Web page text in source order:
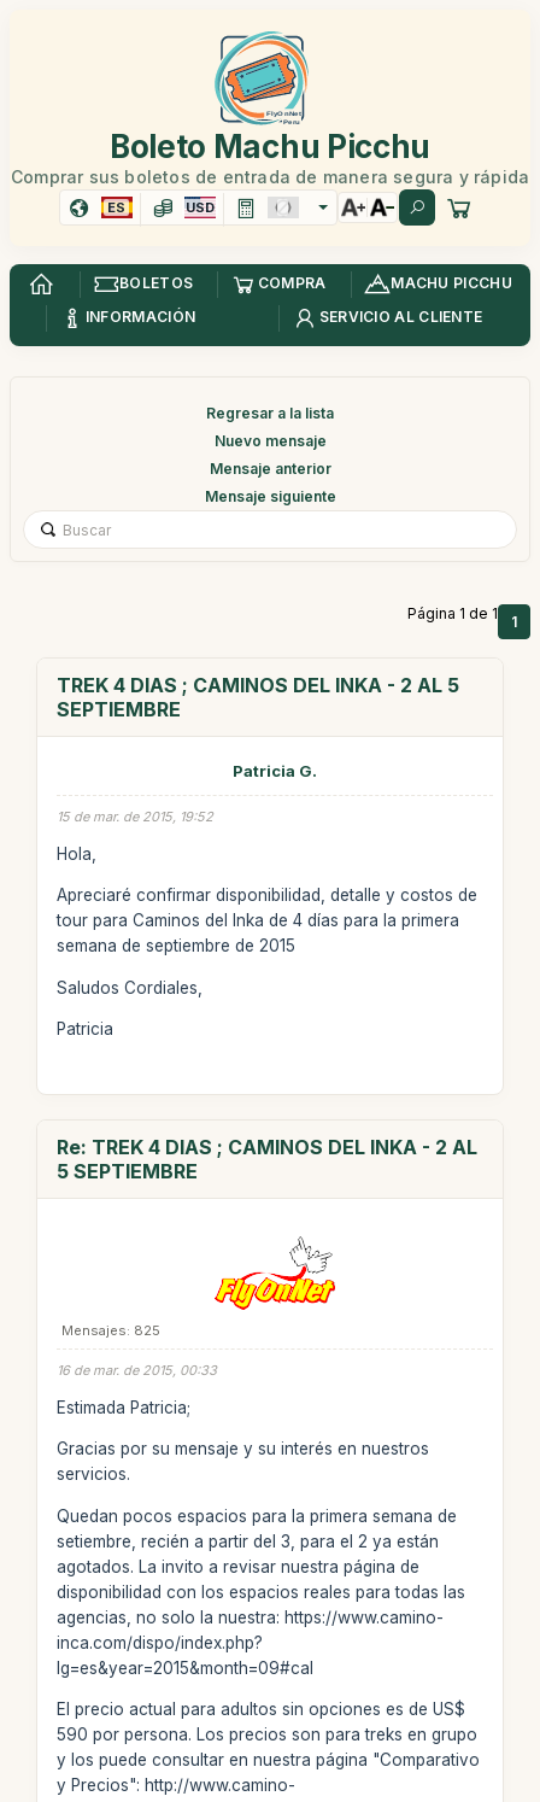
Boleto Machu Picchu
Comprar sus boletos de entrada de manera segura y rápida
ES USD
BOLETOS COMPRA
MACHU PICCHU
INFORMACIÓN
SERVICIO AL CLIENTE
Regresar a la lista
Nuevo mensaje
Mensaje anterior
Mensaje siguiente
Página 1 de 1 1
TREK 4 DIAS ; CAMINOS DEL INKA - 2 AL 5
SEPTIEMBRE
Patricia G.
15 de mar. de 2015, 19:52
Hola,
Apreciaré confirmar disponibilidad, detalle y costos de
tour para Caminos del Inka de 4 días para la primera
semana de septiembre de 2015
Saludos Cordiales,
Patricia
Re: TREK 4 DIAS ; CAMINOS DEL INKA - 2 AL
5 SEPTIEMBRE
Mensajes: 825
16 de mar. de 2015, 00:33
Estimada Patricia;
Gracias por su mensaje y su interés en nuestros
servicios.
Quedan pocos espacios para la primera semana de
setiembre, recién a partir del 3, para el 2 ya están
agotados. La invito a revisar nuestra página de
disponibilidad con los espacios reales para todas las
agencias, no solo la nuestra: https://www.camino-
inca.com/dispo/index.php?
lg=es&year=2015&month=09#cal
El precio actual para adultos sin opciones es de US$
590 por persona. Los precios son para treks en grupo
y los puede consultar en nuestra página "Comparativo
y Precios": http://www.camino-